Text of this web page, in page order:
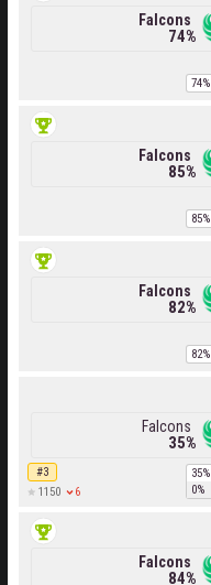
Falcons
74%
74%
Falcons
85%
85%
Falcons
82%
82%
#3
1150
6
Falcons
35%
35%
0%
Falcons
84%